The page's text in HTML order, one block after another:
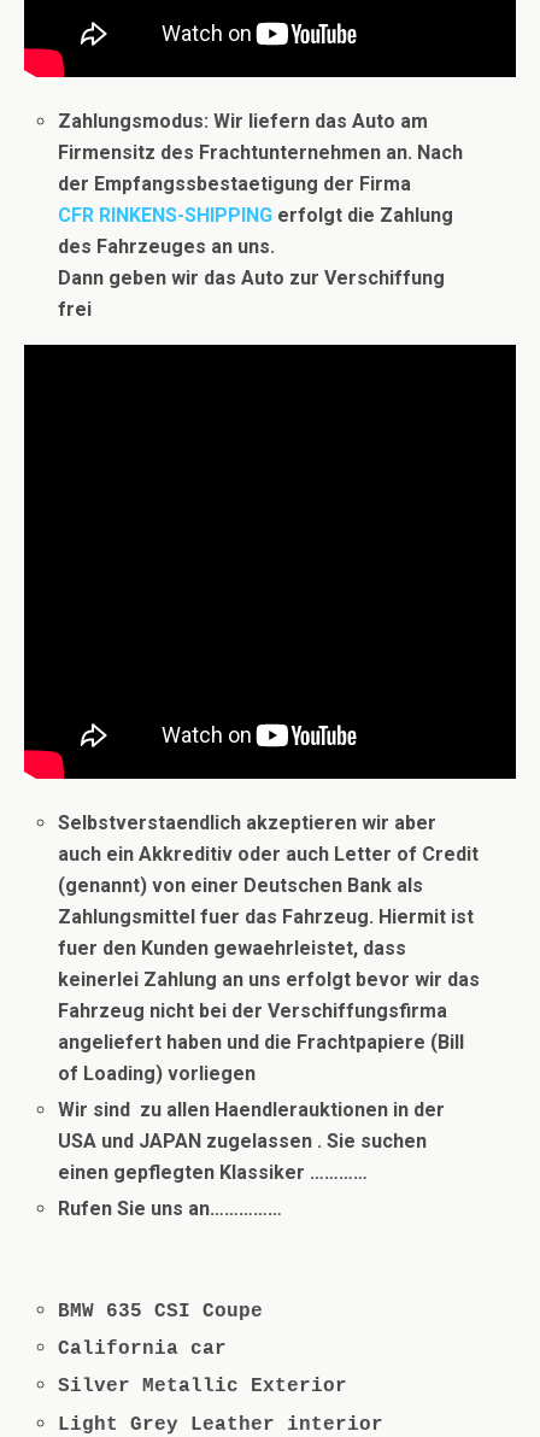
Zahlungsmodus: Wir liefern das Auto am
Firmensitz des Frachtunternehmen an. Nach
der Empfangssbestaetigung der Firma
CFR RINKENS-SHIPPING erfolgt die Zahlung
des Fahrzeuges an uns.
Dann geben wir das Auto zur Verschiffung
frei
Selbstverstaendlich akzeptieren wir aber
auch ein Akkreditiv oder auch Letter of Credit
(genannt) von einer Deutschen Bank als
Zahlungsmittel fuer das Fahrzeug. Hiermit ist
fuer den Kunden gewaehrleistet, dass
keinerlei Zahlung an uns erfolgt bevor wir das
Fahrzeug nicht bei der Verschiffungsfirma
angeliefert haben und die Frachtpapiere (Bill
of Loading) vorliegen
Wir sind zu allen Haendlerauktionen in der
USA und JAPAN zugelassen . Sie suchen
einen gepflegten Klassiker …………
Rufen Sie uns an……………
BMW 635 CSI Coupe
California car
Silver Metallic Exterior
Light Grey Leather interior